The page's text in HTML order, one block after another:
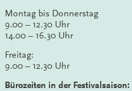
Montag bis Donnerstag
9.00 – 12.30 Uhr
14.00 – 16.30 Uhr
Freitag:
9.00 – 12.30 Uhr
Bürozeiten in der Festivalsaison: